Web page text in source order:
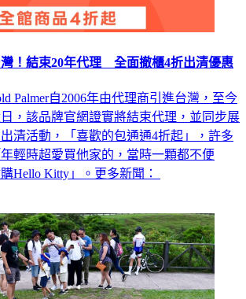
灣！結束20年代理 全面撤櫃4折出清優惠
Palmer自2006年由代理商引進台灣，至今
，該品牌官網證實將結束代理，並同步展
清活動，「喜歡的包通通4折起」，許多
輕時超愛買他家的，當時一顆都不便
Hello Kitty」。更多新聞：